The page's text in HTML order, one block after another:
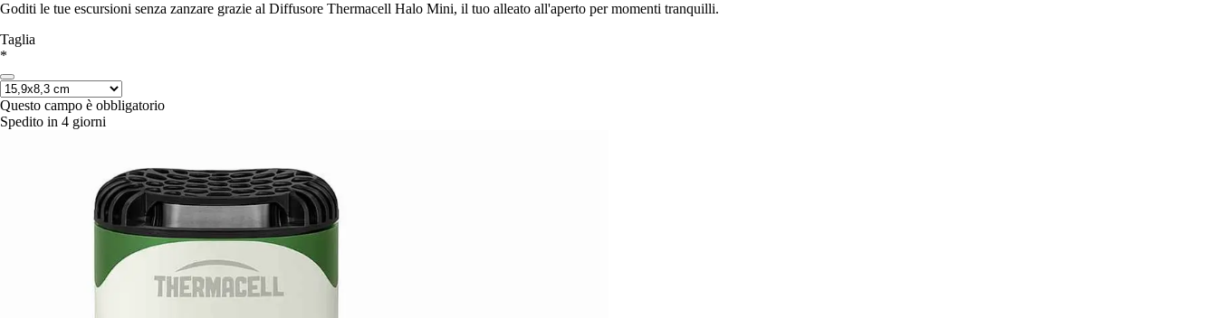
Goditi le tue escursioni senza zanzare grazie al Diffusore Thermacell Halo Mini, il tuo alleato all'aperto per momenti tranquilli.
Taglia
*
Questo campo è obbligatorio
Spedito in 4 giorni